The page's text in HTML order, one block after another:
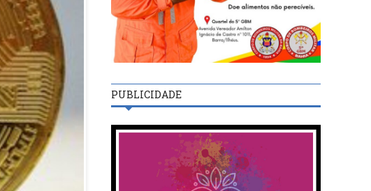
PUBLICIDADE